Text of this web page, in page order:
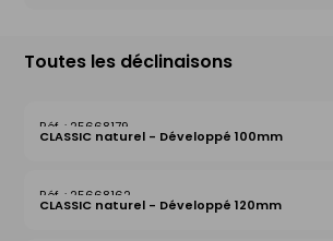
Toutes les déclinaisons
25668179
CLASSIC naturel - Développé 100mm
25668162
CLASSIC naturel - Développé 120mm